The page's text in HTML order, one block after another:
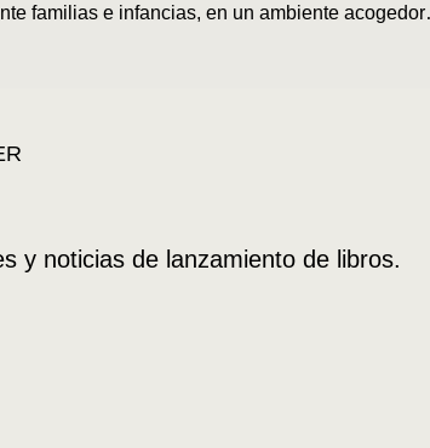
familias e infancias, en un ambiente
y noticias de lanzamiento de libros.